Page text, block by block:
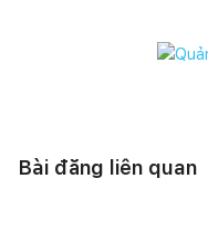
Bài đăng liên quan